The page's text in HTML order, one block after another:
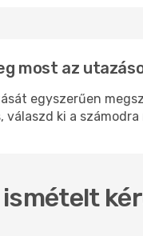
most az
egyszerűen
válaszd ki a